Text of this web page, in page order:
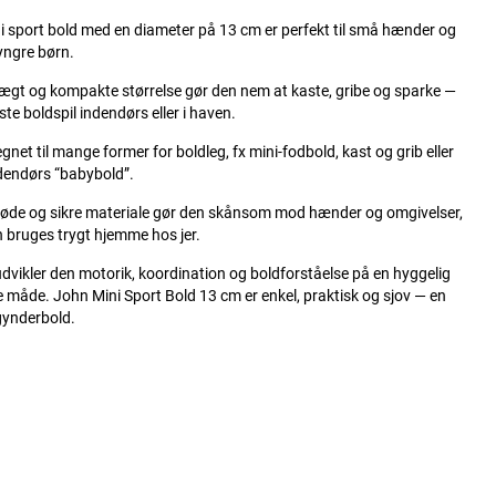
sport bold med en diameter på 13 cm er perfekt til små hænder og
børn.
og kompakte størrelse gør den nem at kaste, gribe og sparke —
boldspil indendørs eller i haven.
til mange former for boldleg, fx mini-fodbold, kast og grib eller
“babybold”.
og sikre materiale gør den skånsom mod hænder og omgivelser,
bruges trygt hjemme hos jer.
den motorik, koordination og boldforståelse på en hyggelig
måde. John Mini Sport Bold 13 cm er enkel, praktisk og sjov — en